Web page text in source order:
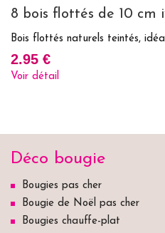
8 bois flottés de 10 cm
Bois flottés naturels teintés,
2.95 €
Voir détail
Déco bougie
Bougies pas cher
Bougie de Noël pas cher
Bougies chauffe-plat